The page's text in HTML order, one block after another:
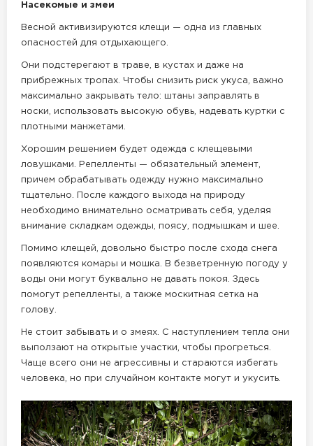
Насекомые и змеи
Весной активизируются клещи — одна из главных
опасностей для отдыхающего.
Они подстерегают в траве, в кустах и даже на
прибрежных тропах. Чтобы снизить риск укуса, важно
максимально закрывать тело: штаны заправлять в
носки, использовать высокую обувь, надевать куртки с
плотными манжетами.
Хорошим решением будет одежда с клещевыми
ловушками. Репелленты — обязательный элемент,
причем обрабатывать одежду нужно максимально
тщательно. После каждого выхода на природу
необходимо внимательно осматривать себя, уделяя
внимание складкам одежды, поясу, подмышкам и шее.
Помимо клещей, довольно быстро после схода снега
появляются комары и мошка. В безветренную погоду у
воды они могут буквально не давать покоя. Здесь
помогут репелленты, а также москитная сетка на
голову.
Не стоит забывать и о змеях. С наступлением тепла они
выползают на открытые участки, чтобы прогреться.
Чаще всего они не агрессивны и стараются избегать
человека, но при случайном контакте могут и укусить.